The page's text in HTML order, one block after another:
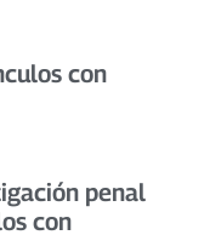
con
penal
con